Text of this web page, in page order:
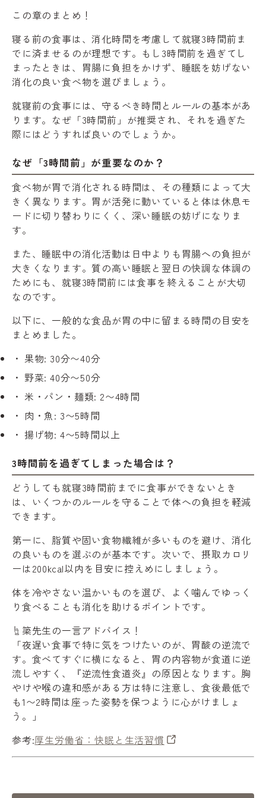
この章のまとめ！
寝る前の食事は、消化時間を考慮して就寝3時間前ま
でに済ませるのが理想です。もし3時間前を過ぎてし
まったときは、胃腸に負担をかけず、睡眠を妨げない
消化の良い食べ物を選びましょう。
就寝前の食事には、守るべき時間とルールの基本があ
ります。なぜ「3時間前」が推奨され、それを過ぎた
際にはどうすれば良いのでしょうか。
なぜ「3時間前」が重要なのか？
食べ物が胃で消化される時間は、その種類によって大
きく異なります。胃が活発に動いていると体は休息モ
ードに切り替わりにくく、深い睡眠の妨げになりま
す。
また、睡眠中の消化活動は日中よりも胃腸への負担が
大きくなります。質の高い睡眠と翌日の快調な体調の
ためにも、就寝3時間前には食事を終えることが大切
なのです。
以下に、一般的な食品が胃の中に留まる時間の目安を
まとめました。
果物: 30分〜40分
野菜: 40分〜50分
米・パン・麺類: 2〜4時間
肉・魚: 3〜5時間
揚げ物: 4〜5時間以上
3時間前を過ぎてしまった場合は？
どうしても就寝3時間前までに食事ができないとき
は、いくつかのルールを守ることで体への負担を軽減
できます。
第一に、脂質や固い食物繊維が多いものを避け、消化
の良いものを選ぶのが基本です。次いで、摂取カロリ
ーは200kcal以内を目安に控えめにしましょう。
体を冷やさない温かいものを選び、よく噛んでゆっく
り食べることも消化を助けるポイントです。
☝️ 簗先生の一言アドバイス！
「夜遅い食事で特に気をつけたいのが、胃酸の逆流で
す。食べてすぐに横になると、胃の内容物が食道に逆
流しやすく、『逆流性食道炎』の原因となります。胸
やけや喉の違和感がある方は特に注意し、食後最低で
も1〜2時間は座った姿勢を保つように心がけましょ
う。」
参考:厚生労働省：快眠と生活習慣